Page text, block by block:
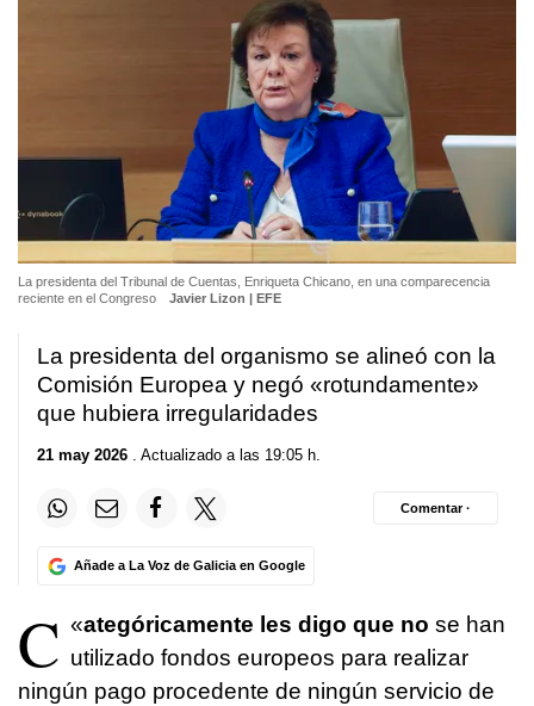
La presidenta del Tribunal de Cuentas, Enriqueta Chicano, en una comparecencia
reciente en el Congreso
Javier Lizon | EFE
La presidenta del organismo se alineó con la
Comisión Europea y negó «rotundamente»
que hubiera irregularidades
21 may 2026 . Actualizado a las 19:05 h.
Añade a La Voz de Galicia en Google
Comentar ·
«
C ategóricamente les digo que no se han
utilizado fondos europeos para realizar
ningún pago procedente de ningún servicio de